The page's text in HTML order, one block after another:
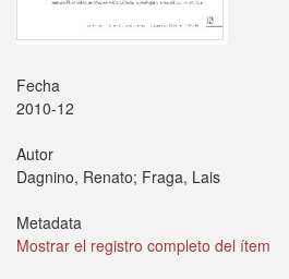
Fecha
2010-12
Autor
Dagnino, Renato; Fraga, Lais
Metadata
Mostrar el registro completo del ítem